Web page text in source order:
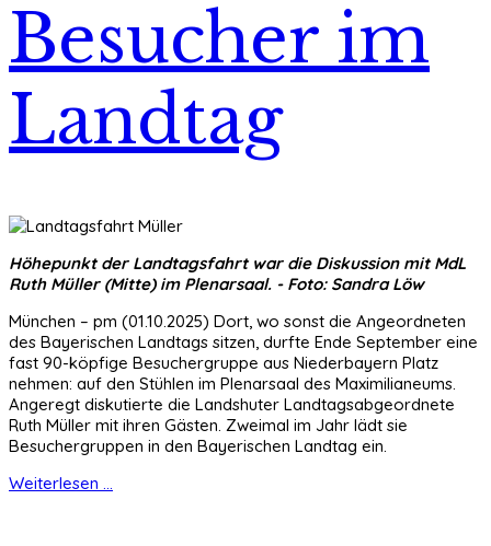
Besucher im
Landtag
Höhepunkt der Landtagsfahrt war die Diskussion mit MdL
Ruth Müller (Mitte) im Plenarsaal. - Foto: Sandra Löw
München – pm (01.10.2025) Dort, wo sonst die Angeordneten
des Bayerischen Landtags sitzen, durfte Ende September eine
fast 90-köpfige Besuchergruppe aus Niederbayern Platz
nehmen: auf den Stühlen im Plenarsaal des Maximilianeums.
Angeregt diskutierte die Landshuter Landtagsabgeordnete
Ruth Müller mit ihren Gästen. Zweimal im Jahr lädt sie
Besuchergruppen in den Bayerischen Landtag ein.
Weiterlesen ...